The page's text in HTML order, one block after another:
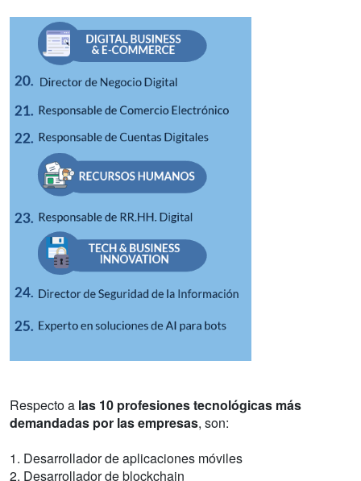
Respecto a las 10 profesiones tecnológicas más
demandadas por las empresas, son:
1. Desarrollador de aplicaciones móviles
2. Desarrollador de blockchain